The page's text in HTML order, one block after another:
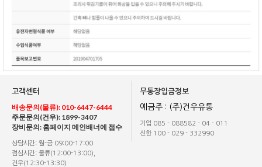
고객센터
배송문의(물류): 010-6447-6444
주문문의(건우): 1899-3407
장비문의: 홈페이지 메인배너에 접수
상담시간: 월-금 09:00-17:00
점심시간: 물류(12:00-13:00),
건우(12:30-13:30)
무통장입금정보
예금주 : (주)건우유통
기업 085 - 088582 - 04 - 011
신한 100 - 029 - 332990